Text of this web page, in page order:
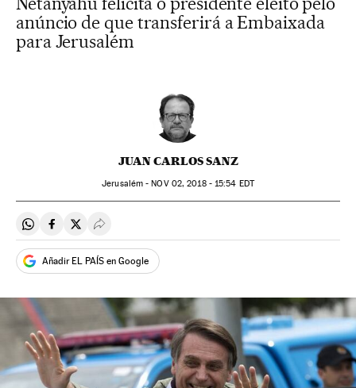
anúncio de que transferirá a Embaixada
para Jerusalém
JUAN CARLOS SANZ
Jerusalém -NOV02, 2018 - 15:54 EDT
Compartir en Whatsapp
Compartir en Facebook
Compartir en Twitter
Desplegar Redes Sociales
Añadir EL PAÍS en Google